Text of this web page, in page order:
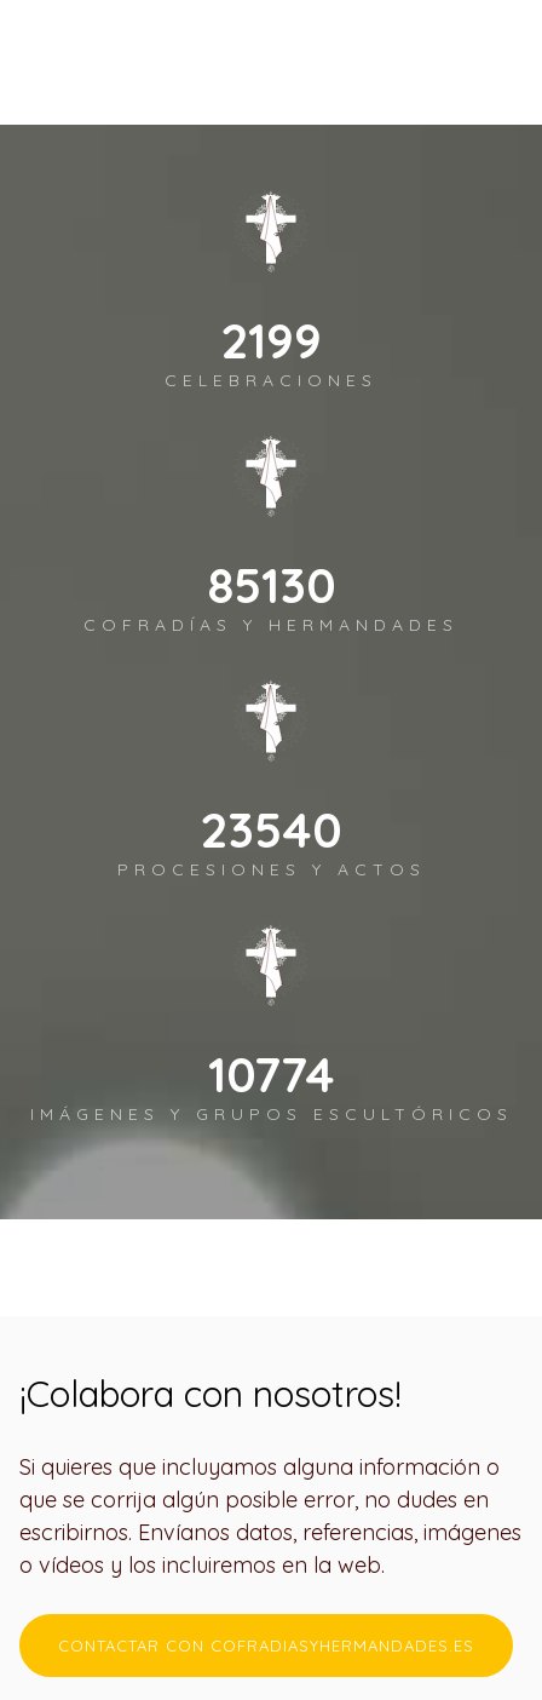
2443
CELEBRACIONES
94589
COFRADÍAS Y HERMANDADES
26156
PROCESIONES Y ACTOS
11972
IMÁGENES Y GRUPOS ESCULTÓRICOS
¡Colabora con nosotros!
Si quieres que incluyamos alguna información o
que se corrija algún posible error, no dudes en
escribirnos. Envíanos datos, referencias, imágenes
o vídeos y los incluiremos en la web.
CONTACTAR CON COFRADIASYHERMANDADES.ES